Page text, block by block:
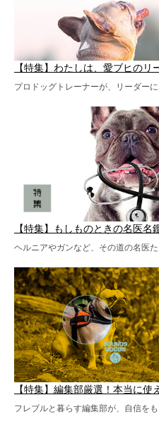
【特集】わたしは、愛ブヒのリ
プロドッグトレーナーが、リーダー
【特集】もしものときの名医名
ヘルニアやガンなど、その道の名医た
【特集】編集部厳選！本当に使
フレブルと暮らす編集部が、自信を